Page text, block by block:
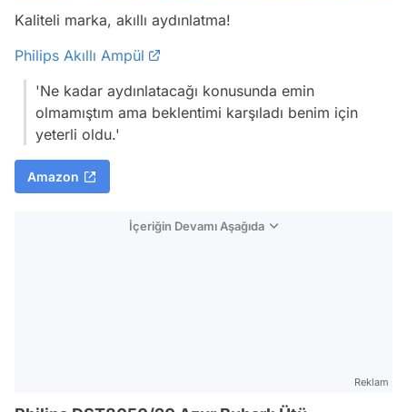
Kaliteli marka, akıllı aydınlatma!
Philips Akıllı Ampül
'Ne kadar aydınlatacağı konusunda emin
olmamıştım ama beklentimi karşıladı benim için
yeterli oldu.'
Amazon
İçeriğin Devamı Aşağıda
Reklam